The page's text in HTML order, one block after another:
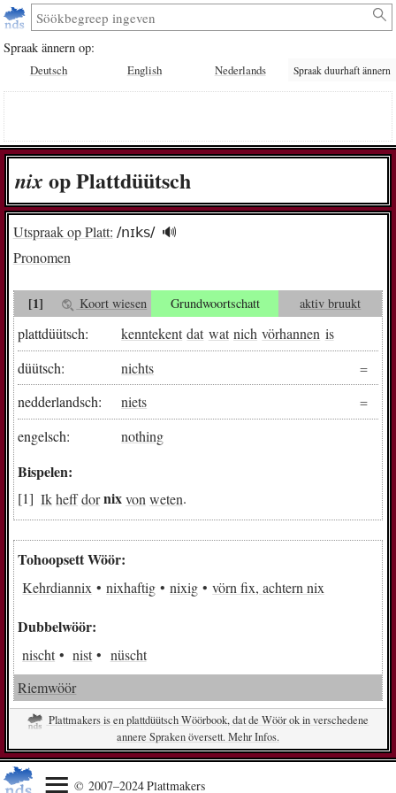
Spraak ännern op:
Deutsch English Nederlands Spraak duurhaft ännern
nixop Plattdüütsch
Utspraak op Platt: /nɪks/ 🔊︎
Pronomen
[1] Koort wiesen Grundwoortschatt aktiv bruukt
plattdüütsch: kenntekent dat wat nich vörhannen is
düütsch:
nichts
nedderlandsch:
niets
engelsch:
nothing
Bispelen:
Ikheffdornixvon weten.
Tohoopsett Wöör:
Kehrdiannix nixhaftig nixig vörn fix, achtern nix
Dubbelwöör:
nischt nist
nüscht
Riemwöör
Plattmakers is en plattdüütsch Wöörbook, dat de Wöör ok in verschedene
annere Spraken översett. Mehr Infos.
© 2007–2024 Plattmakers